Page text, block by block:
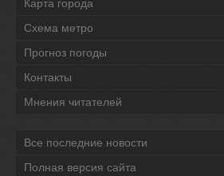
Карта города
Схема метро
Прогноз погоды
Контакты
Мнения читателей
Все последние новости
Полная версия сайта